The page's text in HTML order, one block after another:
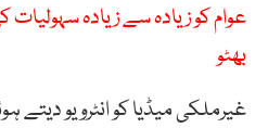
عوام کو زیادہ سے زیادہ
بھٹو
غیرملکی میڈیا کو انٹرویو دیتے